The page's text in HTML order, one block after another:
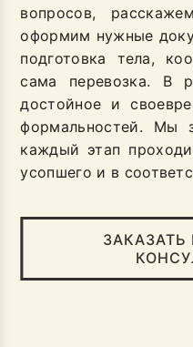
вопросов,
оформим нужные
подготовка тела,
сама перевозка. В
достойное и
формальностей. Мы
каждый этап
усопшего и в